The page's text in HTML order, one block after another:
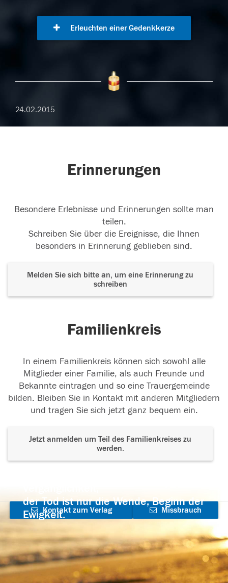
Erleuchten einer Gedenkkerze
24.02.2015
Erinnerungen
Besondere Erlebnisse und Erinnerungen sollte man
teilen.
Schreiben Sie über die Ereignisse, die Ihnen
besonders in Erinnerung geblieben sind.
Melden Sie sich bitte an, um eine Erinnerung zu
schreiben
Familienkreis
In einem Familienkreis können sich sowohl alle
Mitglieder einer Familie, als auch Freunde und
Bekannte eintragen und so eine Trauergemeinde
bilden. Bleiben Sie in Kontakt mit anderen Mitgliedern
und tragen Sie sich jetzt ganz bequem ein.
Jetzt anmelden um Teil des Familienkreises zu
werden.
der Tod ist nur die Wende, Beginn der
Ewigkeit.
Kontakt zum Verlag
aufnehmen
Missbrauch